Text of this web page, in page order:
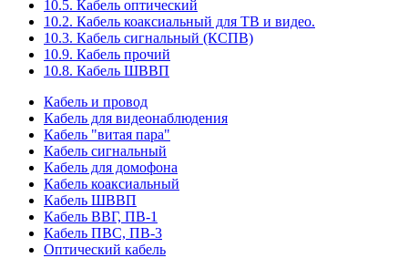
10.5. Кабель оптический
10.2. Кабель коаксиальный для ТВ и видео.
10.3. Кабель сигнальный (КСПВ)
10.9. Кабель прочий
10.8. Кабель ШВВП
Кабель и провод
Кабель для видеонаблюдения
Кабель "витая пара"
Кабель сигнальный
Кабель для домофона
Кабель коаксиальный
Кабель ШВВП
Кабель ВВГ, ПВ-1
Кабель ПВС, ПВ-3
Оптический кабель